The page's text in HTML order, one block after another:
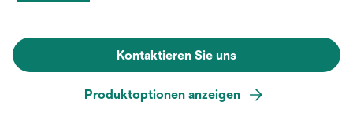
Kontaktieren Sie uns
Produktoptionen anzeigen